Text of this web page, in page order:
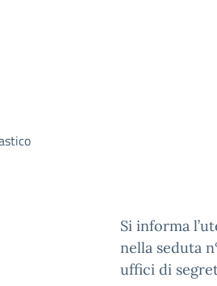
Si informa
nella seduta
uffici di